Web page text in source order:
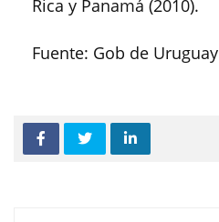
Rica y Panamá (2010).
Fuente: Gob de Uruguay